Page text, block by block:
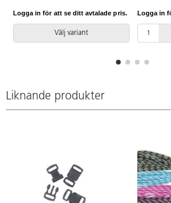
Logga in för att se ditt avtalade pris.
Välj variant
Logga in
Liknande produkter